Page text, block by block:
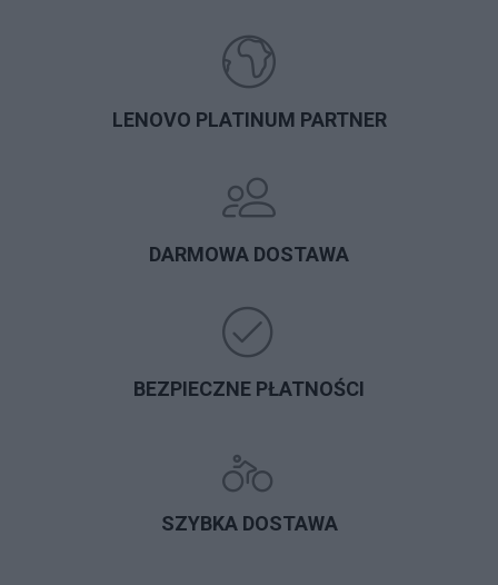
LENOVO PLATINUM PARTNER
DARMOWA DOSTAWA
BEZPIECZNE PŁATNOŚCI
SZYBKA DOSTAWA